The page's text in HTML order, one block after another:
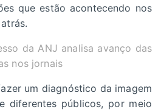
que estão acontecendo nos
da ANJ analisa avanço das
nos jornais
um diagnóstico da imagem
diferentes públicos, por meio